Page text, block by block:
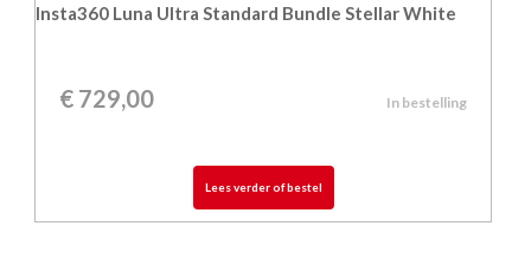
Insta360 Luna Ultra Standard Bundle Stellar White
€ 729,00 In bestelling
Lees verder of bestel